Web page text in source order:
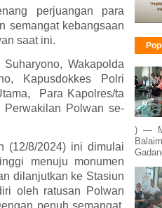
perjuangan para
semangat kebangsaan
saat ini.
Wakapolda
Kapusdokkes Polri
⁠Para Kapolres/ta
Polwan se-
(12/8/2024) ini dimulai
menuju monumen
dilanjutkan ke Stasiun
oleh ratusan Polwan
penuh semangat,
) —